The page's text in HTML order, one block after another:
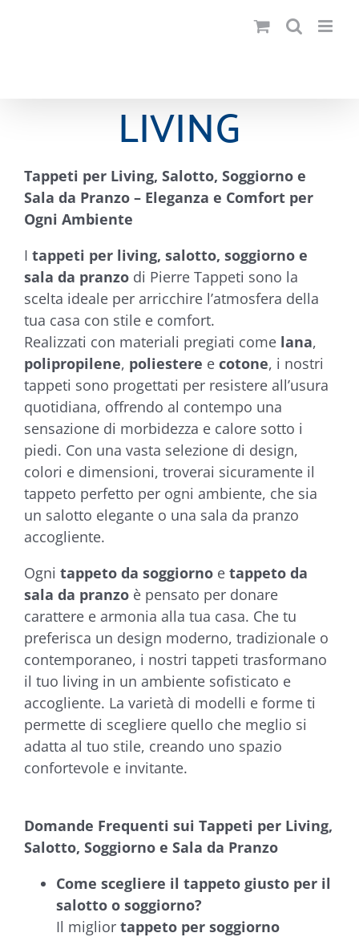
LIVING
Tappeti per Living, Salotto, Soggiorno e
Sala da Pranzo – Eleganza e Comfort per
Ogni Ambiente
I tappeti per living, salotto, soggiorno e
sala da pranzodi Pierre Tappeti sono la
scelta ideale per arricchire l’atmosfera della
tua casa con stile e comfort.
Realizzati con materiali pregiati come lana,
polipropilene, poliestere e cotone, i nostri
tappeti sono progettati per resistere all’usura
quotidiana, offrendo al contempo una
sensazione di morbidezza e calore sotto i
piedi. Con una vasta selezione di design,
colori e dimensioni, troverai sicuramente il
tappeto perfetto per ogni ambiente, che sia
un salotto elegante o una sala da pranzo
accogliente.
Ogni tappeto da soggiornoe tappeto da
sala da pranzoè pensato per donare
carattere e armonia alla tua casa. Che tu
preferisca un design moderno, tradizionale o
contemporaneo, i nostri tappeti trasformano
il tuo living in un ambiente sofisticato e
accogliente. La varietà di modelli e forme ti
permette di scegliere quello che meglio si
adatta al tuo stile, creando uno spazio
confortevole e invitante.
Domande Frequenti sui Tappeti per Living,
Salotto, Soggiorno e Sala da Pranzo
Come scegliere il tappeto giusto per il
salotto o soggiorno?
Il miglior tappeto per soggiorno